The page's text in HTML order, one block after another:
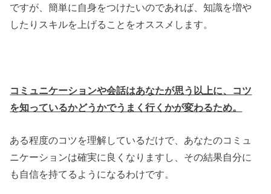
ですが、簡単に自身をつけたいのであれば、知識を増や
したりスキルを上げることをオススメします。
コミュニケーションや会話はあなたが思う以上に、コツ
を知っているかどうかでうまく行くかが変わるため。
ある程度のコツを理解しているだけで、あなたのコミュ
ニケーションは確実に良くなりますし、その結果自分に
も自信を持てるようになるわけです。